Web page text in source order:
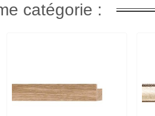
catégorie :